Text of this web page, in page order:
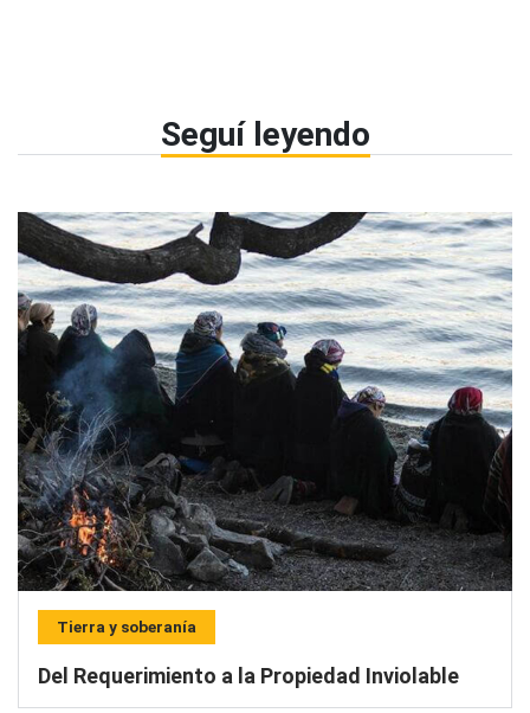
Seguí leyendo
Tierra y soberanía
Del Requerimiento a la Propiedad Inviolable